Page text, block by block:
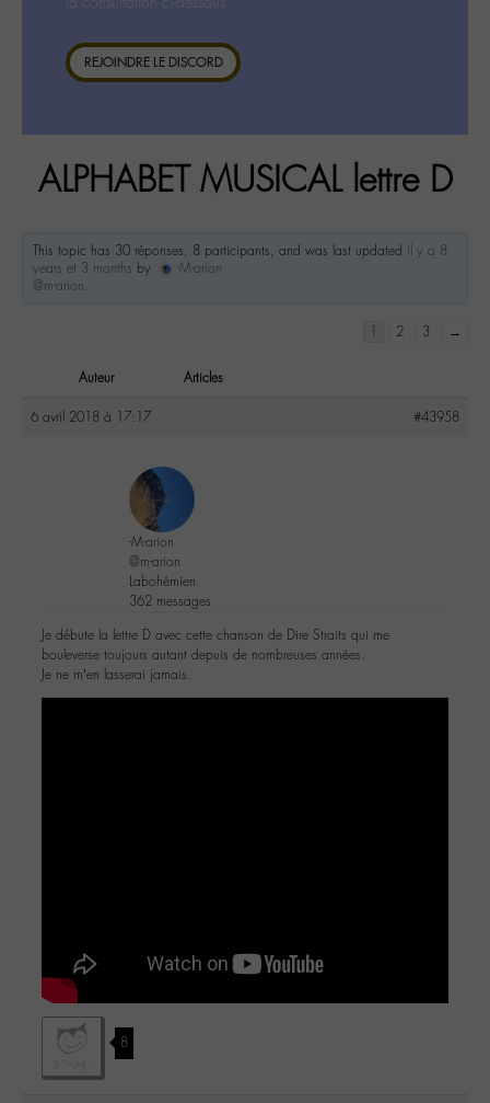
REJOINDRE LE DISCORD
ALPHABET MUSICAL lettre D
This topic has 30 réponses, 8 participants, and was last updated il y a 8
years et 3 months by
-M-arion
@m-arion.
1 2 3 →
Auteur Articles
6 avril 2018 à 17:17 #43958
-M-arion
@m-arion
Labohémien
362 messages
Je débute la lettre D avec cette chanson de Dire Straits qui me
bouleverse toujours autant depuis de nombreuses années.
Je ne m’en lasserai jamais.
8